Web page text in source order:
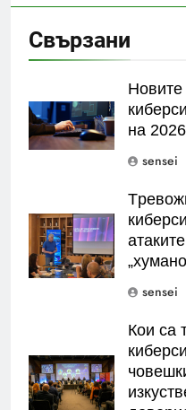
Свързани
на
sensei
sensei
Кои са